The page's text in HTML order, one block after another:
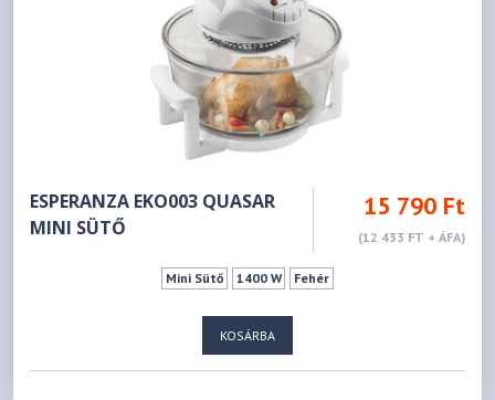
ESPERANZA EKO003 QUASAR
MINI SÜTŐ
15 790 Ft
(12 433 FT + ÁFA)
Mini Sütő 1400 W Fehér
KOSÁRBA